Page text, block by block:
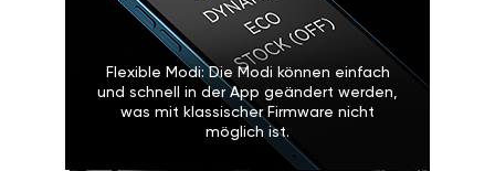
Flexible Modi: Die Modi können einfach
und schnell in der App geändert werden,
was mit klassischer Firmware nicht
möglich ist.